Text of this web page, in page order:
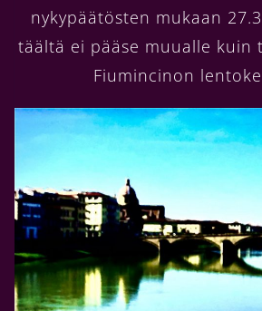
nykypäätösten mukaan
täältä ei pääse muualle kuin
Fiumincinon